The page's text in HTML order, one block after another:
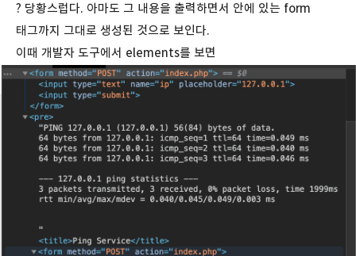
? 당황스럽다. 아마도 그 내용을 출력하면서 안에 있는 form
태그까지 그대로 생성된 것으로 보인다.
이때 개발자 도구에서 elements를 보면